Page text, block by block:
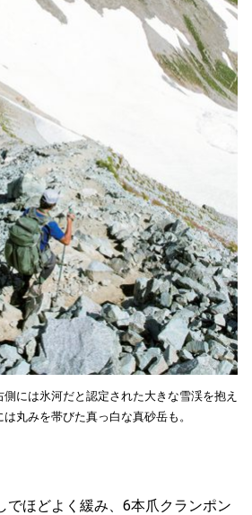
には氷河だと認定された大きな雪渓を抱え
丸みを帯びた真っ白な真砂岳も。
でほどよく緩み、6本爪クランポン